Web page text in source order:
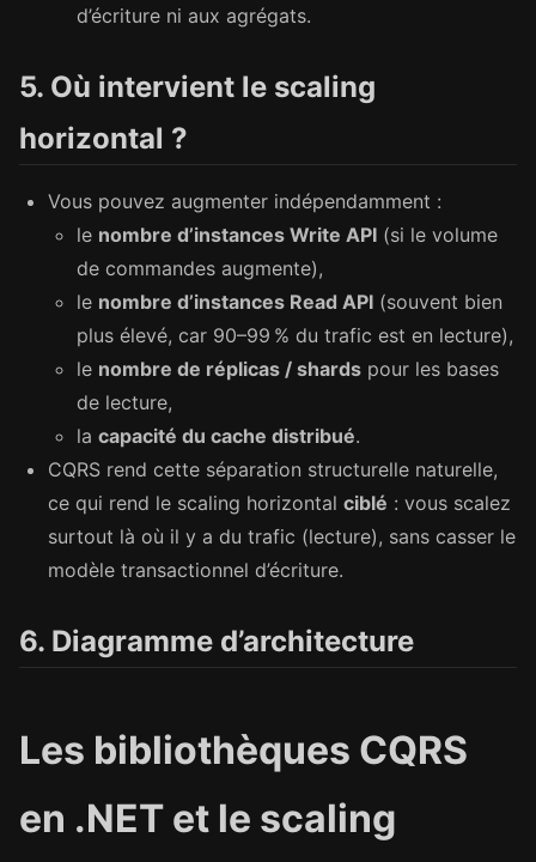
d’écriture ni aux agrégats.
5. Où intervient le scaling
horizontal ?
Vous pouvez augmenter indépendamment :
le nombre d’instances Write API (si le volume
de commandes augmente),
le nombre d’instances Read API (souvent bien
plus élevé, car 90–99 % du trafic est en lecture),
le nombre de réplicas / shards pour les bases
de lecture,
la capacité du cache distribué.
CQRS rend cette séparation structurelle naturelle,
ce qui rend le scaling horizontal ciblé : vous scalez
surtout là où il y a du trafic (lecture), sans casser le
modèle transactionnel d’écriture.
6. Diagramme d’architecture
Les bibliothèques CQRS
en .NET et le scaling